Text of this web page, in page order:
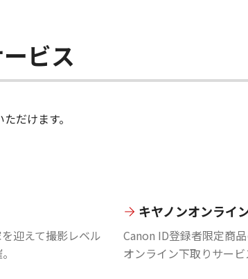
ビス
だけます。
迎えて撮影レベル
キヤノンオンライ
Canon ID登録者限定商
オンライン下取りサービ